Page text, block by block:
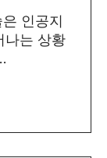
인공지
나는 상황